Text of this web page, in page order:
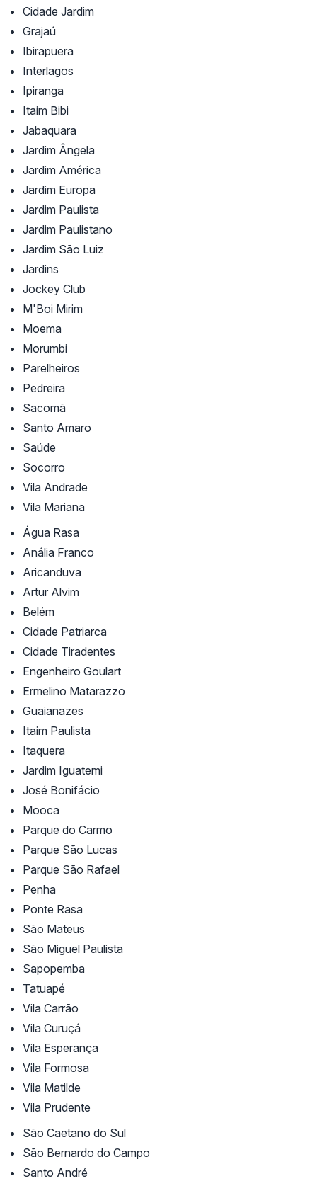
Cidade Jardim
Grajaú
Ibirapuera
Interlagos
Ipiranga
Itaim Bibi
Jabaquara
Jardim Ângela
Jardim América
Jardim Europa
Jardim Paulista
Jardim Paulistano
Jardim São Luiz
Jardins
Jockey Club
M'Boi Mirim
Moema
Morumbi
Parelheiros
Pedreira
Sacomã
Santo Amaro
Saúde
Socorro
Vila Andrade
Vila Mariana
Água Rasa
Anália Franco
Aricanduva
Artur Alvim
Belém
Cidade Patriarca
Cidade Tiradentes
Engenheiro Goulart
Ermelino Matarazzo
Guaianazes
Itaim Paulista
Itaquera
Jardim Iguatemi
José Bonifácio
Mooca
Parque do Carmo
Parque São Lucas
Parque São Rafael
Penha
Ponte Rasa
São Mateus
São Miguel Paulista
Sapopemba
Tatuapé
Vila Carrão
Vila Curuçá
Vila Esperança
Vila Formosa
Vila Matilde
Vila Prudente
São Caetano do Sul
São Bernardo do Campo
Santo André